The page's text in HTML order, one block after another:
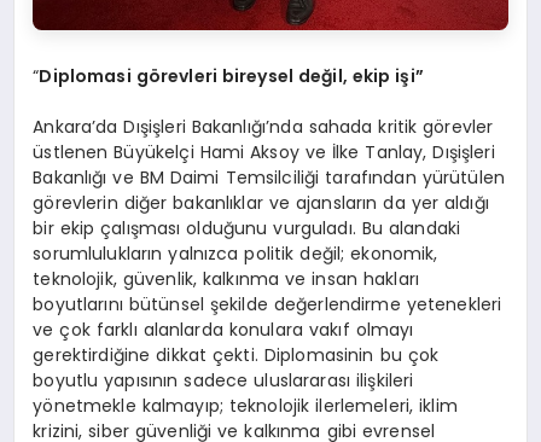
“Diplomasi görevleri bireysel değil, ekip işi”
Ankara’da Dışişleri Bakanlığı’nda sahada kritik görevler
üstlenen Büyükelçi Hami Aksoy ve İlke Tanlay, Dışişleri
Bakanlığı ve BM Daimi Temsilciliği tarafından yürütülen
görevlerin diğer bakanlıklar ve ajansların da yer aldığı
bir ekip çalışması olduğunu vurguladı. Bu alandaki
sorumlulukların yalnızca politik değil; ekonomik,
teknolojik, güvenlik, kalkınma ve insan hakları
boyutlarını bütünsel şekilde değerlendirme yetenekleri
ve çok farklı alanlarda konulara vakıf olmayı
gerektirdiğine dikkat çekti. Diplomasinin bu çok
boyutlu yapısının sadece uluslararası ilişkileri
yönetmekle kalmayıp; teknolojik ilerlemeleri, iklim
krizini, siber güvenliği ve kalkınma gibi evrensel